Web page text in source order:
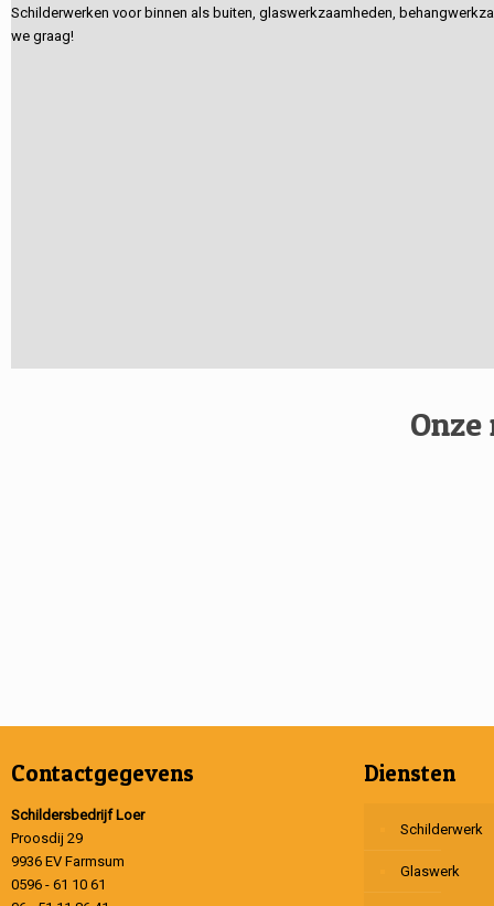
Schilderwerken voor binnen als buiten, glaswerkzaamheden,
we graag!
Contactgegevens
Schildersbedrijf Loer
Proosdij 29
9936 EV Farmsum
0596 - 61 10 61
Diensten
Schilderwerk
Glaswerk